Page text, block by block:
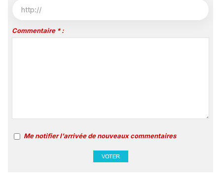
Commentaire * :
Me notifier l'arrivée de nouveaux commentaires